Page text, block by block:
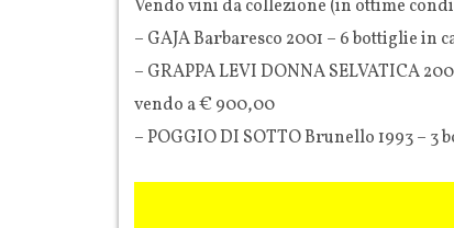
Vendo vini da collezione (in ottime
– GAJA Barbaresco 2001 – 6 bottiglie in
– GRAPPA LEVI DONNA SELVATICA
vendo a € 900,00
– POGGIO DI SOTTO Brunello 1993 –